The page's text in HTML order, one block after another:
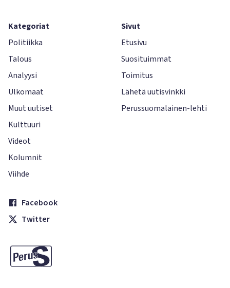
Kategoriat
Politiikka
Talous
Analyysi
Ulkomaat
Muut uutiset
Kulttuuri
Videot
Kolumnit
Viihde
Sivut
Etusivu
Suosituimmat
Toimitus
Lähetä uutisvinkki
Perussuomalainen-lehti
Facebook
Twitter